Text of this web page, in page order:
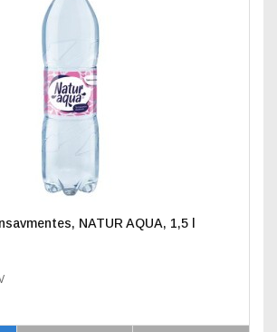
NATUR AQUA, 1,5 l